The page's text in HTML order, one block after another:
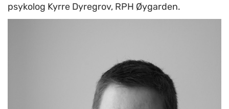
psykolog Kyrre Dyregrov, RPH Øygarden.